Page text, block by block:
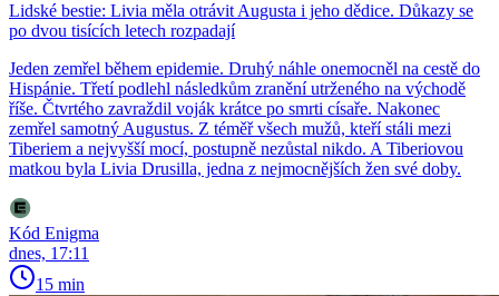
Lidské bestie: Livia měla otrávit Augusta i jeho dědice. Důkazy se
po dvou tisících letech rozpadají
Jeden zemřel během epidemie. Druhý náhle onemocněl na cestě do
Hispánie. Třetí podlehl následkům zranění utrženého na východě
říše. Čtvrtého zavraždil voják krátce po smrti císaře. Nakonec
zemřel samotný Augustus. Z téměř všech mužů, kteří stáli mezi
Tiberiem a nejvyšší mocí, postupně nezůstal nikdo. A Tiberiovou
matkou byla Livia Drusilla, jedna z nejmocnějších žen své doby.
Kód Enigma
dnes, 17:11
15 min